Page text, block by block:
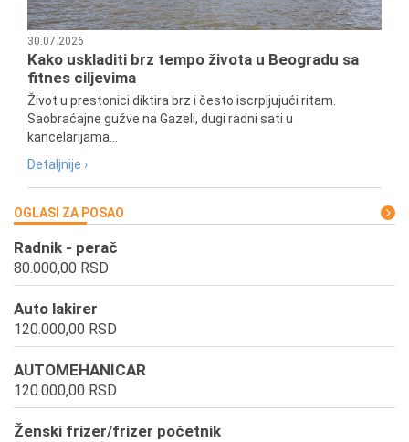
30.07.2026
Kako uskladiti brz tempo života u Beogradu sa
fitnes ciljevima
Život u prestonici diktira brz i često iscrpljujući ritam.
Saobraćajne gužve na Gazeli, dugi radni sati u
kancelarijama...
Detaljnije ›
OGLASI ZA POSAO
Radnik - perač
80.000,00 RSD
Auto lakirer
120.000,00 RSD
AUTOMEHANICAR
120.000,00 RSD
Ženski frizer/frizer početnik